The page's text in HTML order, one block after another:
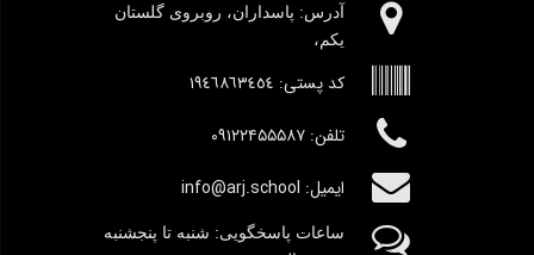
آدرس:‌ پاسداران، روبروی گلستان
یکم،
کد پستی: ١٩٤٦٨٦٣٤٥٤
تلفن: ۰۹۱۲۲۴۵۵۵۸۷
ایمیل: info@arj.school
ساعات پاسخگویی: شنبه تا پنجشنبه